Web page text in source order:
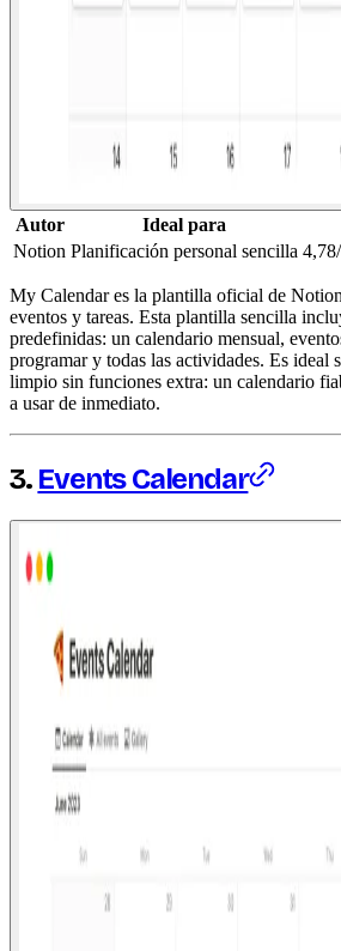
Autor Ideal para
Notion Planificación personal sencilla
My Calendar es la plantilla oficial de
eventos y tareas. Esta plantilla sencilla
predefinidas: un calendario mensual,
programar y todas las actividades. Es ideal
limpio sin funciones extra: un calendario
a usar de inmediato.
3. Events Calendar